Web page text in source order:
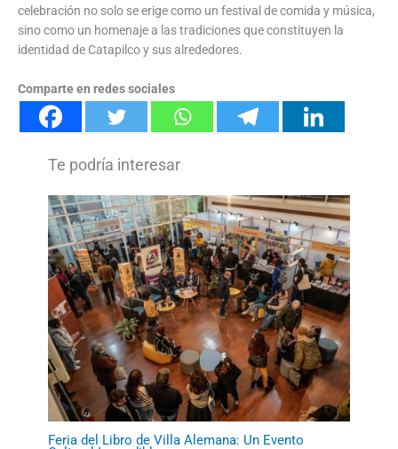
celebración no solo se erige como un festival de comida y música,
sino como un homenaje a las tradiciones que constituyen la
identidad de Catapilco y sus alrededores.
Comparte en redes sociales
Feria del Libro de Villa Alemana: Un Evento